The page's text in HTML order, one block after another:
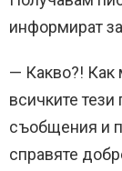
информират
— Какво?! Как
всичките
съобщения и
справяте